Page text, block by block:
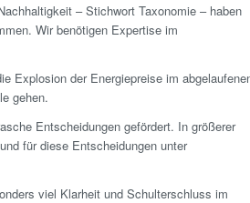
– Stichwort Taxonomie – haben
Wir benötigen Expertise im
Explosion der Energiepreise im
gehen.
Entscheidungen gefördert. In größerer
für diese Entscheidungen unter
viel Klarheit und Schulterschluss im